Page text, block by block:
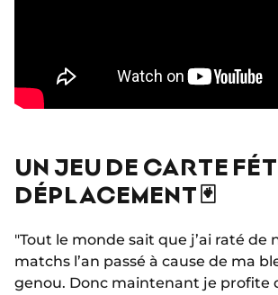
UN JEU DE CARTE
DÉPLACEMENT 🃏
"Tout le monde sait que j’ai raté de
matchs l’an passé à cause de ma
genou. Donc maintenant je profite